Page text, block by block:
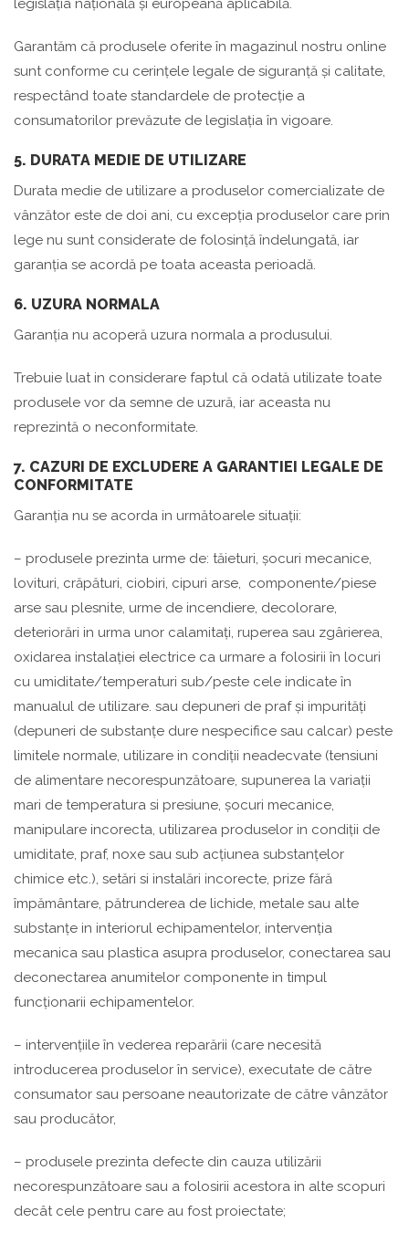
legislația națională și europeană aplicabilă.
Garantăm că produsele oferite în magazinul nostru online
sunt conforme cu cerințele legale de siguranță și calitate,
respectând toate standardele de protecție a
consumatorilor prevăzute de legislația în vigoare.
5. DURATA MEDIE DE UTILIZARE
Durata medie de utilizare a produselor comercializate de
vânzător este de doi ani, cu excepția produselor care prin
lege nu sunt considerate de folosință îndelungată, iar
garanția se acordă pe toata aceasta perioadă.
6. UZURA NORMALA
Garanția nu acoperă uzura normala a produsului.
Trebuie luat in considerare faptul că odată utilizate toate
produsele vor da semne de uzură, iar aceasta nu
reprezintă o neconformitate.
7. CAZURI DE EXCLUDERE A GARANTIEI LEGALE DE
CONFORMITATE
Garanția nu se acorda in următoarele situații:
– produsele prezinta urme de: tăieturi, șocuri mecanice,
lovituri, crăpături, ciobiri, cipuri arse, componente/piese
arse sau plesnite, urme de incendiere, decolorare,
deteriorări in urma unor calamitați, ruperea sau zgârierea,
oxidarea instalației electrice ca urmare a folosirii în locuri
cu umiditate/temperaturi sub/peste cele indicate în
manualul de utilizare. sau depuneri de praf și impurități
(depuneri de substanțe dure nespecifice sau calcar) peste
limitele normale, utilizare in condiții neadecvate (tensiuni
de alimentare necorespunzătoare, supunerea la variații
mari de temperatura si presiune, șocuri mecanice,
manipulare incorecta, utilizarea produselor in condiții de
umiditate, praf, noxe sau sub acțiunea substanțelor
chimice etc.), setări si instalări incorecte, prize fără
împământare, pătrunderea de lichide, metale sau alte
substanțe in interiorul echipamentelor, intervenția
mecanica sau plastica asupra produselor, conectarea sau
deconectarea anumitelor componente in timpul
funcționarii echipamentelor.
– intervențiile în vederea reparării (care necesită
introducerea produselor în service), executate de către
consumator sau persoane neautorizate de către vânzător
sau producător,
– produsele prezinta defecte din cauza utilizării
necorespunzătoare sau a folosirii acestora in alte scopuri
decât cele pentru care au fost proiectate;